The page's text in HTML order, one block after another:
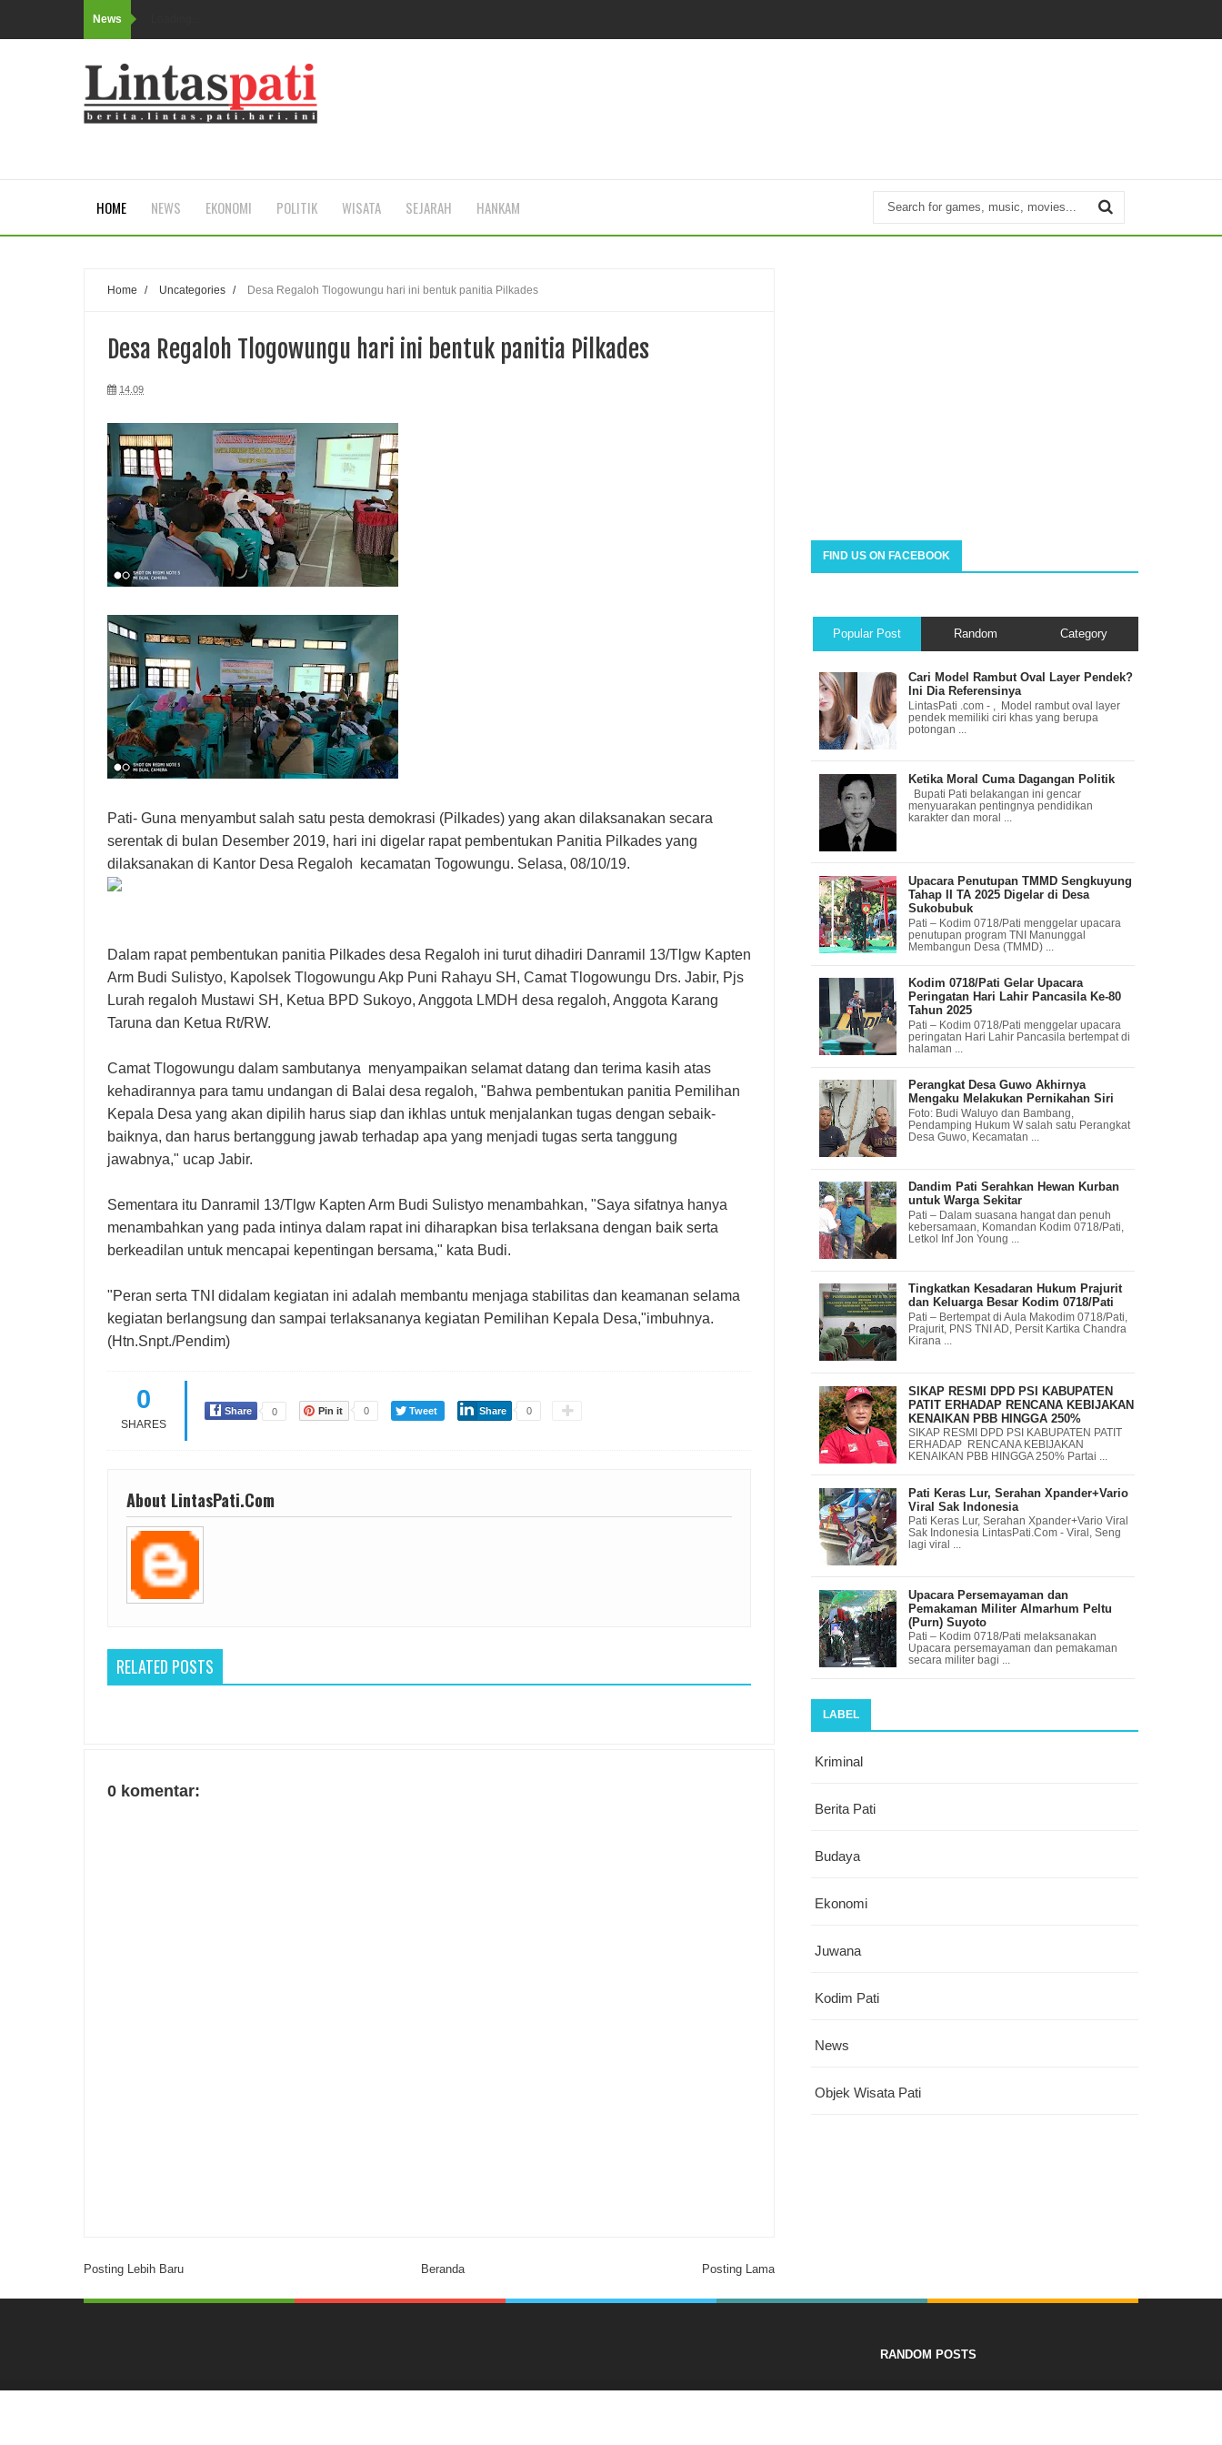
News
HOME NEWS EKONOMI POLITIK WISATA SEJARAH HANKAM
Home / Uncategories / Desa Regaloh Tlogowungu hari ini bentuk panitia Pilkades
Desa Regaloh Tlogowungu hari ini bentuk panitia Pilkades
14.09
Pati- Guna menyambut salah satu pesta demokrasi (Pilkades) yang akan dilaksanakan secara
serentak di bulan Desember 2019, hari ini digelar rapat pembentukan Panitia Pilkades yang
dilaksanakan di Kantor Desa Regaloh kecamatan Togowungu. Selasa, 08/10/19.
Dalam rapat pembentukan panitia Pilkades desa Regaloh ini turut dihadiri Danramil 13/Tlgw Kapten
Arm Budi Sulistyo, Kapolsek Tlogowungu Akp Puni Rahayu SH, Camat Tlogowungu Drs. Jabir, Pjs
Lurah regaloh Mustawi SH, Ketua BPD Sukoyo, Anggota LMDH desa regaloh, Anggota Karang
Taruna dan Ketua Rt/RW.
Camat Tlogowungu dalam sambutanya menyampaikan selamat datang dan terima kasih atas
kehadirannya para tamu undangan di Balai desa regaloh, "Bahwa pembentukan panitia Pemilihan
Kepala Desa yang akan dipilih harus siap dan ikhlas untuk menjalankan tugas dengan sebaik-
baiknya, dan harus bertanggung jawab terhadap apa yang menjadi tugas serta tanggung
jawabnya," ucap Jabir.
Sementara itu Danramil 13/Tlgw Kapten Arm Budi Sulistyo menambahkan, "Saya sifatnya hanya
menambahkan yang pada intinya dalam rapat ini diharapkan bisa terlaksana dengan baik serta
berkeadilan untuk mencapai kepentingan bersama," kata Budi.
"Peran serta TNI didalam kegiatan ini adalah membantu menjaga stabilitas dan keamanan selama
kegiatan berlangsung dan sampai terlaksananya kegiatan Pemilihan Kepala Desa,"imbuhnya.
(Htn.Snpt./Pendim)
0
SHARES
Share 0 Pin it 0 Tweet Share 0
About LintasPati.Com
RELATED POSTS
0 komentar:
Posting Lebih Baru Posting Lama
Beranda
FIND US ON FACEBOOK
Popular Post Random Category
Cari Model Rambut Oval Layer Pendek?
Ini Dia Referensinya
LintasPati .com - , Model rambut oval layer
pendek memiliki ciri khas yang berupa
potongan ...
Ketika Moral Cuma Dagangan Politik
Bupati Pati belakangan ini gencar
menyuarakan pentingnya pendidikan
karakter dan moral ...
Upacara Penutupan TMMD Sengkuyung
Tahap II TA 2025 Digelar di Desa
Sukobubuk
Pati – Kodim 0718/Pati menggelar upacara
penutupan program TNI Manunggal
Membangun Desa (TMMD) ...
Kodim 0718/Pati Gelar Upacara
Peringatan Hari Lahir Pancasila Ke-80
Tahun 2025
Pati – Kodim 0718/Pati menggelar upacara
peringatan Hari Lahir Pancasila bertempat di
halaman ...
Perangkat Desa Guwo Akhirnya
Mengaku Melakukan Pernikahan Siri
Foto: Budi Waluyo dan Bambang,
Pendamping Hukum W salah satu Perangkat
Desa Guwo, Kecamatan ...
Dandim Pati Serahkan Hewan Kurban
untuk Warga Sekitar
Pati – Dalam suasana hangat dan penuh
kebersamaan, Komandan Kodim 0718/Pati,
Letkol Inf Jon Young ...
Tingkatkan Kesadaran Hukum Prajurit
dan Keluarga Besar Kodim 0718/Pati
Pati – Bertempat di Aula Makodim 0718/Pati,
Prajurit, PNS TNI AD, Persit Kartika Chandra
Kirana ...
SIKAP RESMI DPD PSI KABUPATEN
PATIT ERHADAP RENCANA KEBIJAKAN
KENAIKAN PBB HINGGA 250%
SIKAP RESMI DPD PSI KABUPATEN PATIT
ERHADAP RENCANA KEBIJAKAN
KENAIKAN PBB HINGGA 250% Partai ...
Pati Keras Lur, Serahan Xpander+Vario
Viral Sak Indonesia
Pati Keras Lur, Serahan Xpander+Vario Viral
Sak Indonesia LintasPati.Com - Viral, Seng
lagi viral ...
Upacara Persemayaman dan
Pemakaman Militer Almarhum Peltu
(Purn) Suyoto
Pati – Kodim 0718/Pati melaksanakan
Upacara persemayaman dan pemakaman
secara militer bagi ...
LABEL
Kriminal
Berita Pati
Budaya
Ekonomi
Juwana
Kodim Pati
News
Objek Wisata Pati
RANDOM POSTS